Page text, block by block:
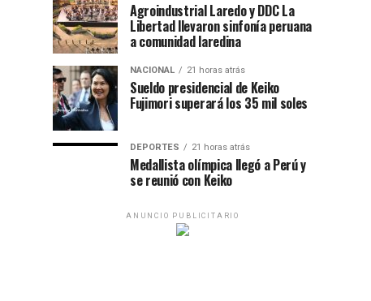
Agroindustrial Laredo y DDC La
Libertad llevaron sinfonía peruana
a comunidad laredina
NACIONAL 21 horas atrás
Sueldo presidencial de Keiko
Fujimori superará los 35 mil soles
DEPORTES 21 horas atrás
Medallista olímpica llegó a Perú y
se reunió con Keiko
ANUNCIO PUBLICITARIO